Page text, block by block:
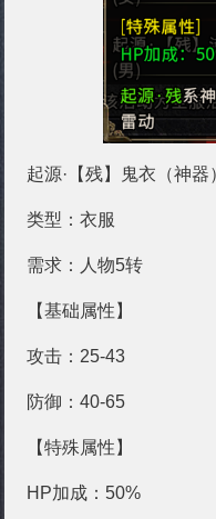
起源·【残】鬼衣（神器
类型：衣服
需求：人物5转
【基础属性】
攻击：25-43
防御：40-65
【特殊属性】
HP加成：50%